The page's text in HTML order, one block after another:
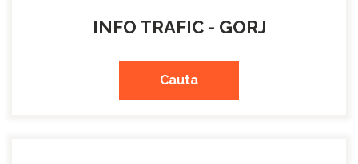
INFO TRAFIC - GORJ
Cauta